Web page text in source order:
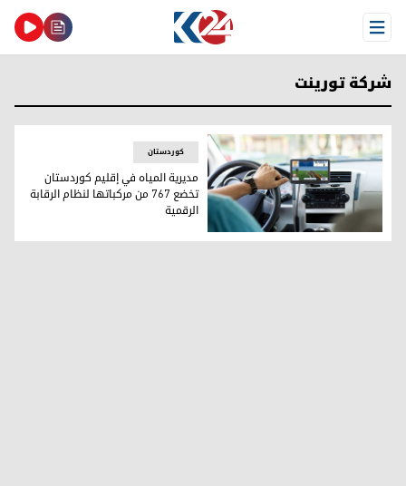
Open Menu
شركة تورينت
مديرية المياه في إقليم كوردستان تخضع 767 من مركباتها لنظام الرقابة الرقمية
کوردستان
مديرية المياه في إقليم كوردستان
تخضع 767 من مركباتها لنظام الرقابة
الرقمية